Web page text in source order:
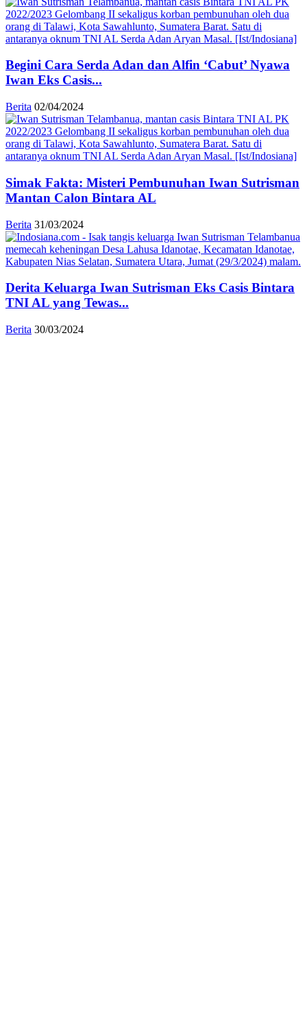
Begini Cara Serda Adan dan Alfin ‘Cabut’ Nyawa
Iwan Eks Casis...
Berita 02/04/2024
Simak Fakta: Misteri Pembunuhan Iwan Sutrisman
Mantan Calon Bintara AL
Berita 31/03/2024
Derita Keluarga Iwan Sutrisman Eks Casis Bintara
TNI AL yang Tewas...
Berita 30/03/2024